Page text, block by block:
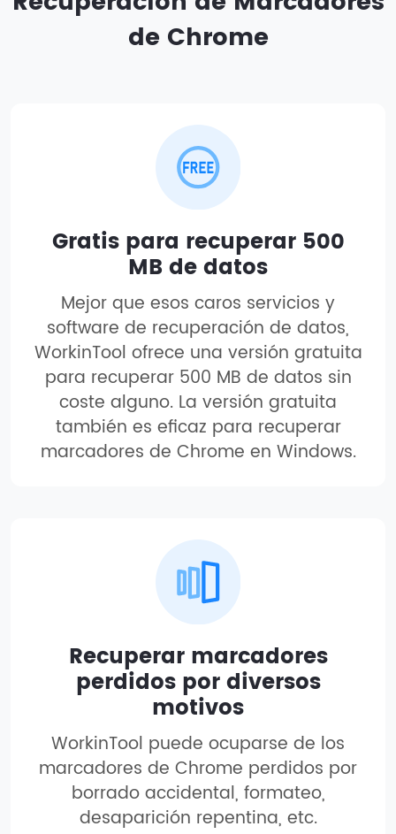
de Chrome
Gratis para recuperar 500
MB de datos
Mejor que esos caros servicios y
software de recuperación de datos,
WorkinTool ofrece una versión gratuita
para recuperar 500 MB de datos sin
coste alguno. La versión gratuita
también es eficaz para recuperar
marcadores de Chrome en Windows.
Recuperar marcadores
perdidos por diversos
motivos
WorkinTool puede ocuparse de los
marcadores de Chrome perdidos por
borrado accidental, formateo,
desaparición repentina, etc.